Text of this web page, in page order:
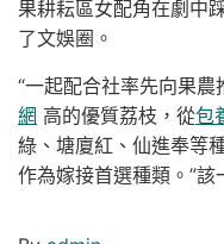
果耕耘區女配角在劇中
了文娛圈。
“一起配合社率先向果
網 高的優質荔枝，從包
綠、塘廈紅、仙進奉等
作為嫁接首選種類。”該